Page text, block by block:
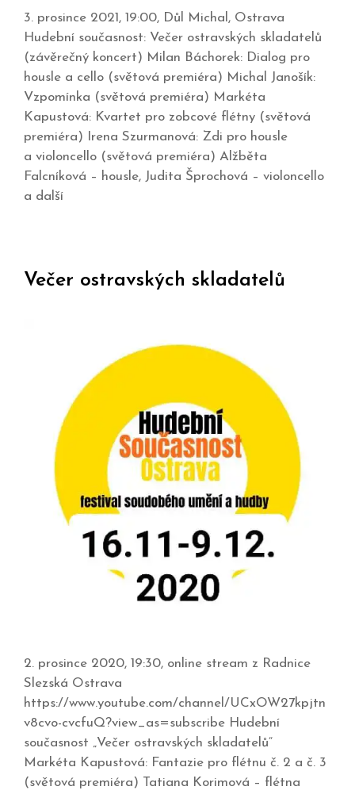
3. prosince 2021, 19:00, Důl Michal, Ostrava
Hudební současnost: Večer ostravských skladatelů
(závěrečný koncert) Milan Báchorek: Dialog pro
housle a cello (světová premiéra) Michal Janošík:
Vzpomínka (světová premiéra) Markéta
Kapustová: Kvartet pro zobcové flétny (světová
premiéra) Irena Szurmanová: Zdi pro housle
a violoncello (světová premiéra) Alžběta
Falcníková – housle, Judita Šprochová – violoncello
a další
Večer ostravských skladatelů
2. prosince 2020, 19:30, online stream z Radnice
Slezská Ostrava
https://www.youtube.com/channel/UCxOW27kpjtn
v8cvo-cvcfuQ?view_as=subscribe Hudební
současnost „Večer ostravských skladatelů“
Markéta Kapustová: Fantazie pro flétnu č. 2 a č. 3
(světová premiéra) Tatiana Korimová – flétna